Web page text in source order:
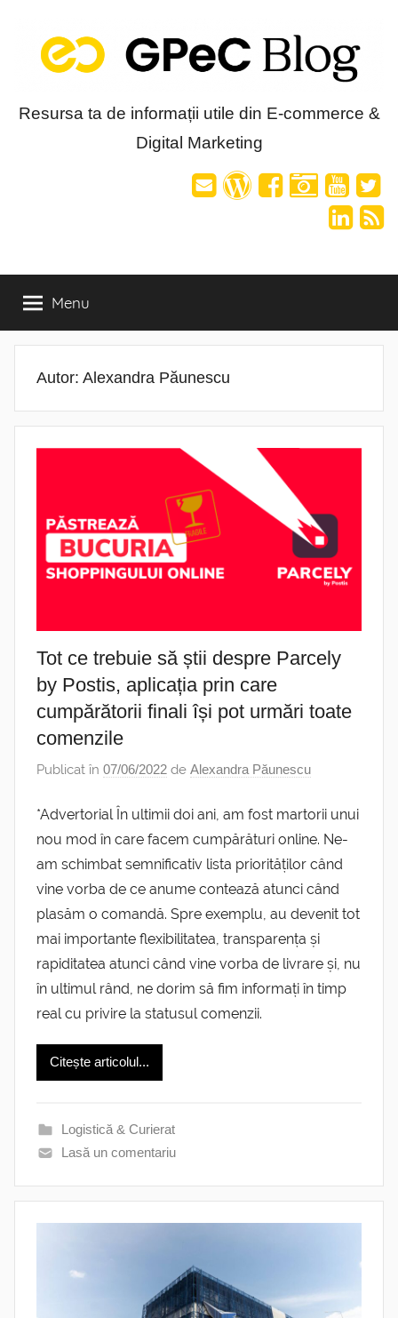
content
Blog-
Resursa ta de informații utile din E-commerce &
Digital Marketing
Menu
Autor: Alexandra Păunescu
Tot ce trebuie să știi despre Parcely
by Postis, aplicația prin care
cumpărătorii finali își pot urmări toate
comenzile
Publicat în 07/06/2022 de Alexandra Păunescu
*Advertorial În ultimii doi ani, am fost martorii unui
nou mod în care facem cumpărături online. Ne-
am schimbat semnificativ lista priorităților când
vine vorba de ce anume contează atunci când
plasăm o comandă. Spre exemplu, au devenit tot
mai importante flexibilitatea, transparența și
rapiditatea atunci când vine vorba de livrare și, nu
în ultimul rând, ne dorim să fim informați în timp
real cu privire la statusul comenzii.
Citește articolul...
Logistică & Curierat
Lasă un comentariu